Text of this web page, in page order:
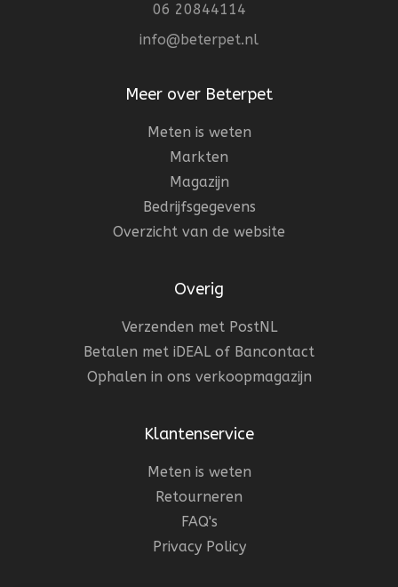
06 20844114
info@beterpet.nl
Meer over Beterpet
Meten is weten
Markten
Magazijn
Bedrijfsgegevens
Overzicht van de website
Overig
Verzenden met PostNL
Betalen met iDEAL of Bancontact
Ophalen in ons verkoopmagazijn
Klantenservice
Meten is weten
Retourneren
FAQ's
Privacy Policy